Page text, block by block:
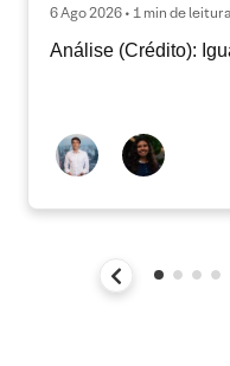
6 Ago 2026 • 1 min de leitura
Análise (Crédito):